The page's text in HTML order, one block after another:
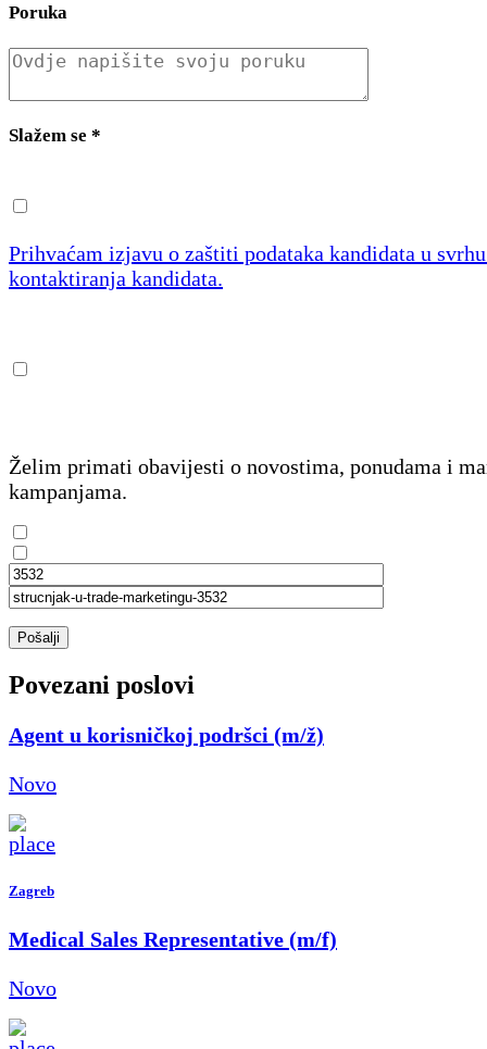
Poruka
Slažem se *
Prihvaćam izjavu o zaštiti podataka kandidata u
kontaktiranja kandidata.
Želim primati obavijesti o novostima, ponudama i
kampanjama.
Pošalji
Povezani poslovi
Agent u korisničkoj podršci (m/ž)
Novo
Zagreb
Medical Sales Representative (m/f)
Novo